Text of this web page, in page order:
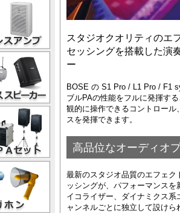
スタジオクオリティのエ
セッシングを搭載した演
ー
BOSE の S1 Pro / L1 Pro / F1
ブルPAの性能をフルに発揮す
観的に操作できるコントロー
スを発揮できます。
高品位なオーディオ
最新のスタジオ品質のエフェ
ッシングが、パフォーマンス
イコライザー、ダイナミクス
ャンネルごとに独立して設け